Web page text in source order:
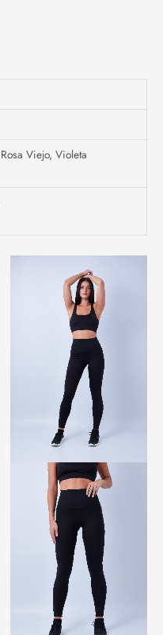
Rosa Viejo, Violeta